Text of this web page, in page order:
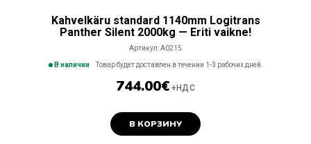
Kahvelkäru standard 1140mm Logitrans
Panther Silent 2000kg — Eriti vaikne!
Артикул:A0215
В наличии Товар будет доставлен в течении 1-3 рабочих дней.
744.00€ +НДС
В КОРЗИНУ